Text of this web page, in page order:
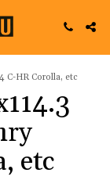
C-HR Corolla, etc
etc